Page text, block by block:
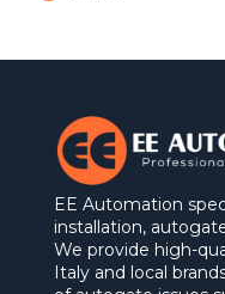
EE Automation
installation,
We provide high-
Italy and local